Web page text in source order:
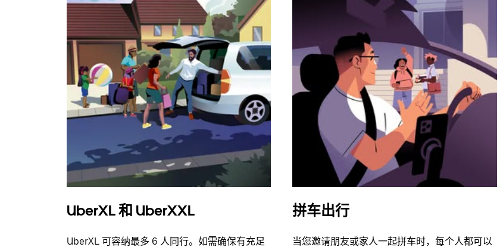
UberXL 和 UberXXL
UberXL 可容纳最多 6 人同行。如需确保有充足
拼车出行
当您邀请朋友或家人一起拼车时，每个人都可以